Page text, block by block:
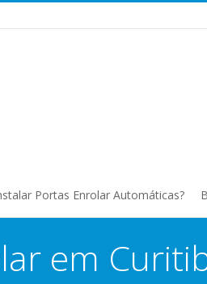
Portas Enrolar Automáticas?
em